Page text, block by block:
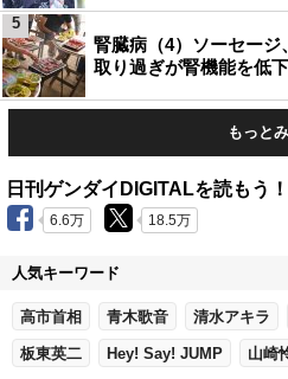
腎臓病（4）ソーセー
取り過ぎが腎機能を低
5
もっと
日刊ゲンダイDIGITALを読もう！
6.6万 18.5万
人気キーワード
高市首相 青木歌音 清水アキラ
板東英二 Hey! Say! JUMP 山崎